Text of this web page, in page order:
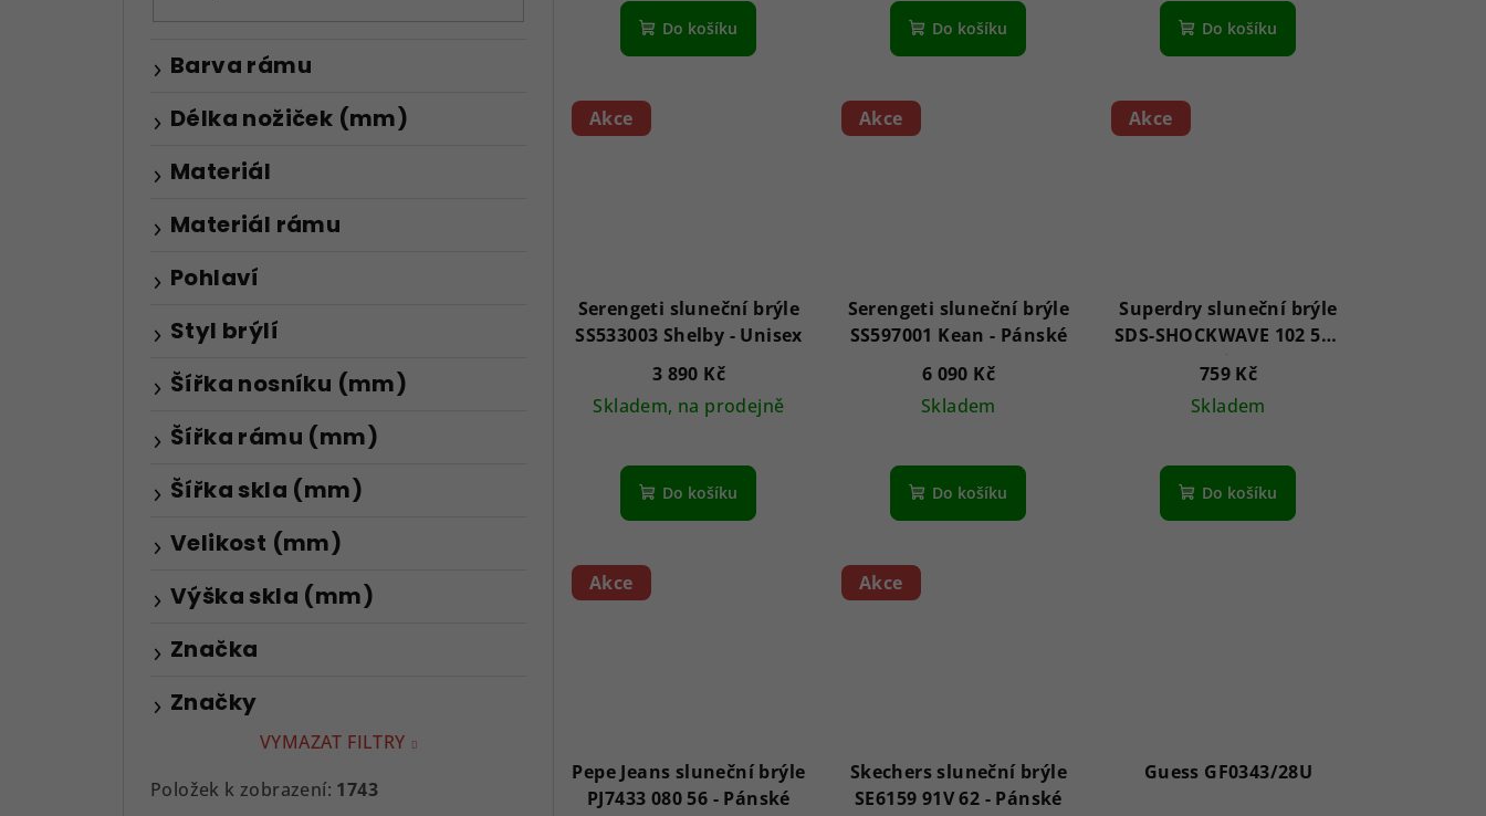
Značky
Barva rámu
Délka nožiček (mm)
Materiál
Materiál rámu
Pohlaví
Styl brýlí
Šířka nosníku (mm)
Šířka rámu (mm)
Šířka skla (mm)
Velikost (mm)
Výška skla (mm)
Značka
VYMAZAT FILTRY
Položek k zobrazení: 1743
t
ů
Do košíku Do košíku Do košíku
Akce
Serengeti sluneční brýle
SS533003 Shelby - Unisex
3 890 Kč
Skladem, na prodejně
Do košíku
Akce
Serengeti sluneční brýle
SS597001 Kean - Pánské
6 090 Kč
Skladem
Do košíku
Akce
Superdry sluneční brýle
SDS-SHOCKWAVE 102 55 -
Unisex
759 Kč
Skladem
Do košíku
Akce
Pepe Jeans sluneční brýle
PJ7433 080 56 - Pánské
Akce
Skechers sluneční brýle
SE6159 91V 62 - Pánské
Guess GF0343/28U